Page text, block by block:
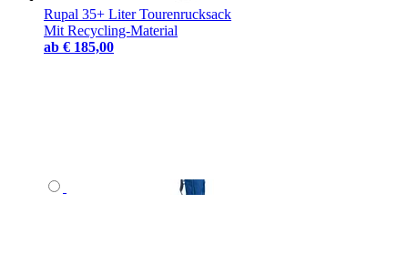
Rupal 35+ Liter Tourenrucksack
Mit Recycling-Material
ab € 185,00